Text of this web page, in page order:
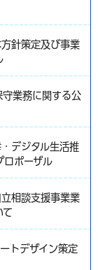
針策定及び事業
業務に関する公
デジタル生活推
ロポーザル
相談支援事業業
て
トデザイン策定